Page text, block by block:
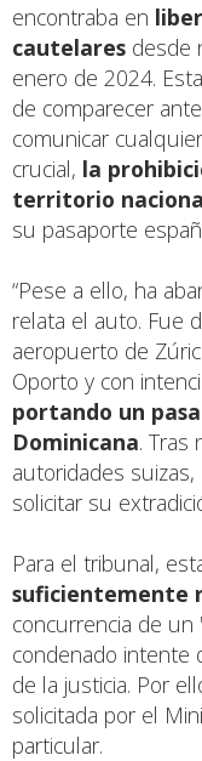
encontraba en
cautelares desde
enero de 2024.
de comparecer
comunicar
crucial, la
territorio
su pasaporte
“Pese a ello, ha
relata el auto. Fue
aeropuerto de
Oporto y con
portando un
Dominicana. Tras
autoridades
solicitar su
Para el tribunal,
suficientemente
concurrencia de un
condenado intente
de la justicia. Por
solicitada por el
particular.